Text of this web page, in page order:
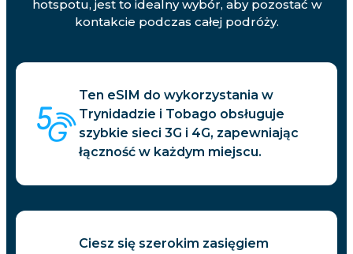
hotspotu, jest to idealny wybór, aby pozostać w
kontakcie podczas całej podróży.
Ten eSIM do wykorzystania w
Trynidadzie i Tobago obsługuje
szybkie sieci 3G i 4G, zapewniając
łączność w każdym miejscu.
Ciesz się szerokim zasięgiem